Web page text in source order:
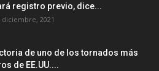
registro previo, dice...
diciembre, 2021
de uno de los tornados más
de EE.UU....